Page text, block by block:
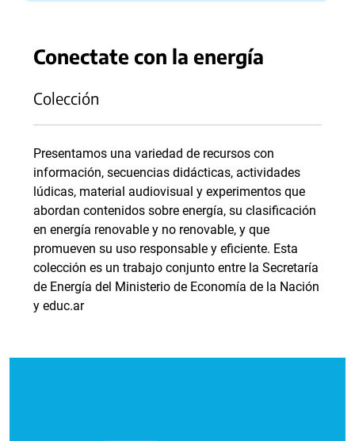
Conectate con la energía
Colección
Presentamos una variedad de recursos con
información, secuencias didácticas, actividades
lúdicas, material audiovisual y experimentos que
abordan contenidos sobre energía, su clasificación
en energía renovable y no renovable, y que
promueven su uso responsable y eficiente. Esta
colección es un trabajo conjunto entre la Secretaría
de Energía del Ministerio de Economía de la Nación
y educ.ar